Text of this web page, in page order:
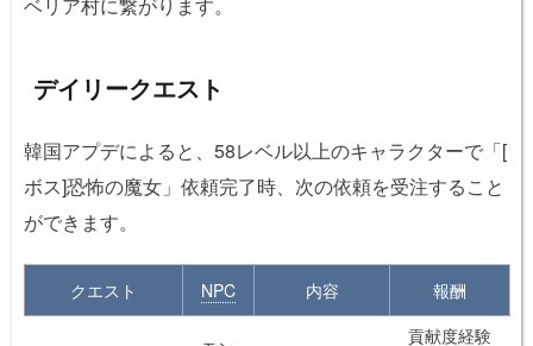
デイリークエスト
韓国アプデによると、58レベル以上のキャラクターで「[
ボス]恐怖の魔女」依頼完了時、次の依頼を受注すること
ができます。
クエスト NPC 内容 報酬
貢献度経験